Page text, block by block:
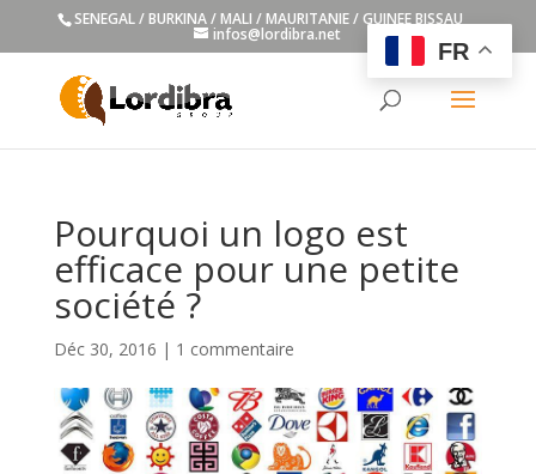
SENEGAL / BURKINA / MALI / MAURITANIE / GUINEE BISSAU
infos@lordibra.net
Pourquoi un logo est
efficace pour une petite
société ?
Déc 30, 2016 | 1 commentaire
FR